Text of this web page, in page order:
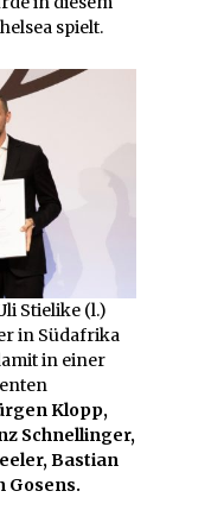
spielt.
Stielike (l.)
in Südafrika
in einer
Klopp,
Schnellinger,
Bastian
Gosens.